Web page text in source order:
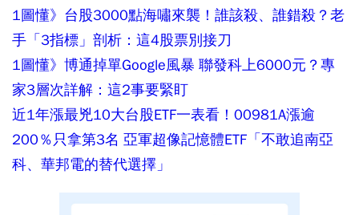
1圖懂》台股3000點海嘯來襲！誰該殺、誰錯殺？老
手「3指標」剖析：這4股票別接刀
1圖懂》博通掉單Google風暴 聯發科上6000元？專
家3層次詳解：這2事要緊盯
近1年漲最兇10大台股ETF一表看！00981A漲逾
200％只拿第3名 亞軍超像記憶體ETF「不敢追南亞
科、華邦電的替代選擇」